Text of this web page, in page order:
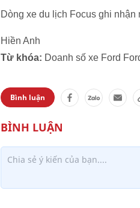
Dòng xe du lịch Focus ghi
Hiền Anh
Từ khóa: Doanh số xe Ford
Bình luận